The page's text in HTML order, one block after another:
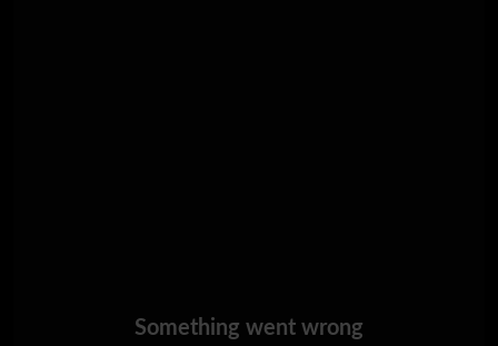
Something went wrong